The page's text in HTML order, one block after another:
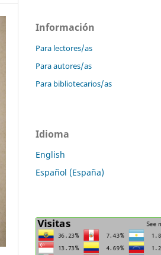
Información
Para lectores/as
Para autores/as
Para bibliotecarios/as
Idioma
English
Español (España)